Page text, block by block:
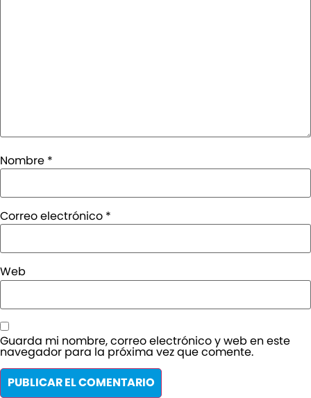
Nombre *
Correo electrónico *
Web
Guarda mi nombre, correo electrónico y web en este
navegador para la próxima vez que comente.